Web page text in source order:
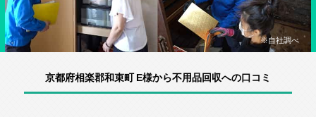
※自社調べ
京都府相楽郡和束町 E様から不用品回収への口コミ